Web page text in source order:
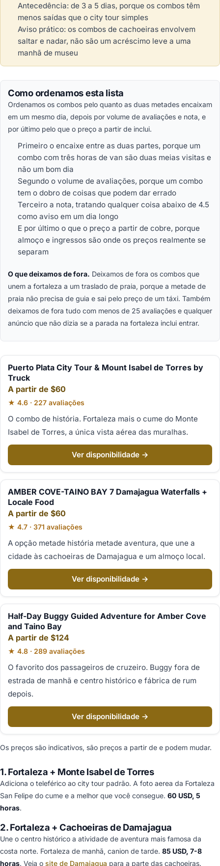
Antecedência: de 3 a 5 dias, porque os combos têm
menos saídas que o city tour simples
Aviso prático: os combos de cachoeiras envolvem
saltar e nadar, não são um acréscimo leve a uma
manhã de museu
Como ordenamos esta lista
Ordenamos os combos pelo quanto as duas metades encaixam
em um mesmo dia, depois por volume de avaliações e nota, e
por último pelo que o preço a partir de inclui.
Primeiro o encaixe entre as duas partes, porque um
combo com três horas de van são duas meias visitas e
não um bom dia
Segundo o volume de avaliações, porque um combo
tem o dobro de coisas que podem dar errado
Terceiro a nota, tratando qualquer coisa abaixo de 4.5
como aviso em um dia longo
E por último o que o preço a partir de cobre, porque
almoço e ingressos são onde os preços realmente se
separam
O que deixamos de fora. Deixamos de fora os combos que
unem a fortaleza a um traslado de praia, porque a metade de
praia não precisa de guia e sai pelo preço de um táxi. Também
deixamos de fora tudo com menos de 25 avaliações e qualquer
anúncio que não dizia se a parada na fortaleza inclui entrar.
Puerto Plata City Tour & Mount Isabel de Torres by
Truck
A partir de $60
★ 4.6 · 227 avaliações
O combo de história. Fortaleza mais o cume do Monte
Isabel de Torres, a única vista aérea das muralhas.
Ver disponibilidade →
AMBER COVE-TAINO BAY 7 Damajagua Waterfalls +
Locale Food
A partir de $60
★ 4.7 · 371 avaliações
A opção metade história metade aventura, que une a
cidade às cachoeiras de Damajagua e um almoço local.
Ver disponibilidade →
Half-Day Buggy Guided Adventure for Amber Cove
and Taino Bay
A partir de $124
★ 4.8 · 289 avaliações
O favorito dos passageiros de cruzeiro. Buggy fora de
estrada de manhã e centro histórico e fábrica de rum
depois.
Ver disponibilidade →
Os preços são indicativos, são preços a partir de e podem mudar.
1. Fortaleza + Monte Isabel de Torres
Adiciona o teleférico ao city tour padrão. A foto aerea da Fortaleza
San Felipe do cume e a melhor que você consegue. 60 USD, 5
horas.
2. Fortaleza + Cachoeiras de Damajagua
Une o centro histórico a atividade de aventura mais famosa da
costa norte. Fortaleza de manhã, canion de tarde. 85 USD, 7-8
horas. Veja o site de Damajagua para a parte das cachoeiras.